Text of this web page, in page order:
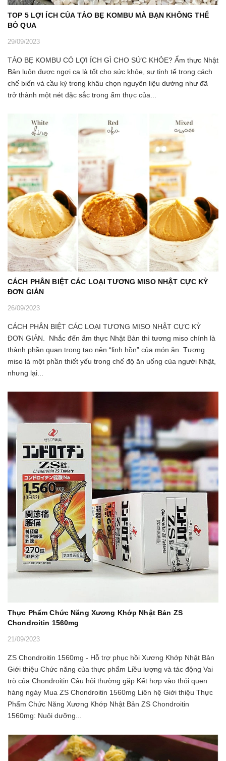
TOP 5 LỢI ÍCH CỦA TẢO BẸ KOMBU MÀ BẠN KHÔNG THỂ
BỎ QUA
29/09/2023
TẢO BẸ KOMBU CÓ LỢI ÍCH GÌ CHO SỨC KHỎE? Ẩm thực Nhật
Bản luôn được ngợi ca là tốt cho sức khỏe, sự tinh tế trong cách
chế biến và cầu kỳ trong khâu chọn nguyên liệu dường như đã
trở thành một nét đặc sắc trong ẩm thực của...
CÁCH PHÂN BIỆT CÁC LOẠI TƯƠNG MISO NHẬT CỰC KỲ
ĐƠN GIẢN
26/09/2023
CÁCH PHÂN BIỆT CÁC LOẠI TƯƠNG MISO NHẬT CỰC KỲ
ĐƠN GIẢN. Nhắc đến ẩm thực Nhật Bản thì tương miso chính là
thành phần quan trọng tạo nên “linh hồn” của món ăn. Tương
miso là một phần thiết yếu trong chế độ ăn uống của người Nhật,
nhưng lại...
Thực Phẩm Chức Năng Xương Khớp Nhật Bản ZS
Chondroitin 1560mg
21/09/2023
ZS Chondroitin 1560mg - Hỗ trợ phục hồi Xương Khớp Nhật Bản
Giới thiệu Chức năng của thực phẩm Liều lượng và tác động Vai
trò của Chondroitin Câu hỏi thường gặp Kết hợp vào thói quen
hàng ngày Mua ZS Chondroitin 1560mg Liên hệ Giới thiệu Thực
Phẩm Chức Năng Xương Khớp Nhật Bản ZS Chondroitin
1560mg: Nuôi dưỡng...